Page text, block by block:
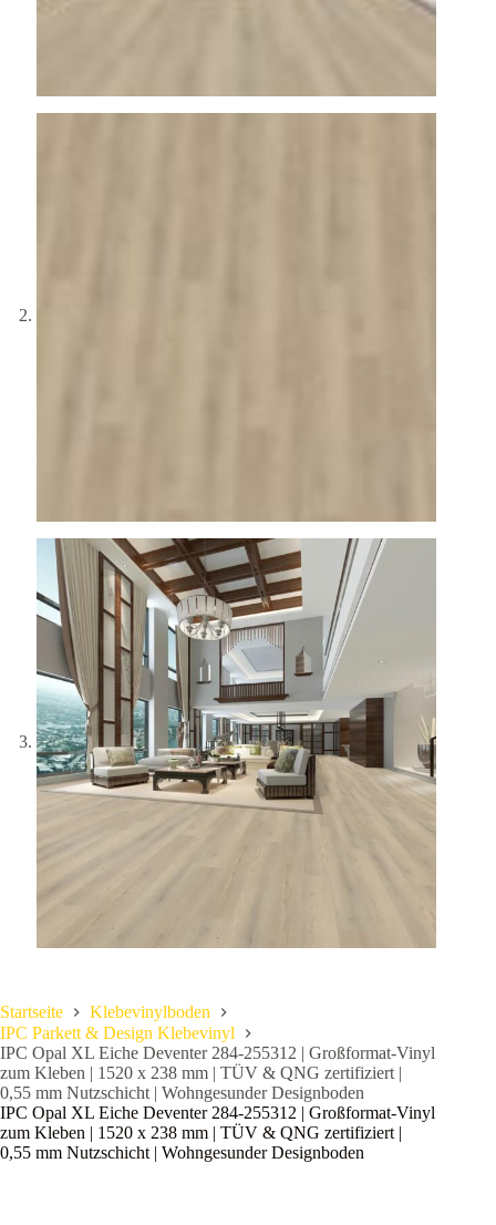
Startseite
Klebevinylboden
IPC Parkett & Design Klebevinyl
IPC Opal XL Eiche Deventer 284-255312 | Großformat-Vinyl
zum Kleben | 1520 x 238 mm | TÜV & QNG zertifiziert |
0,55 mm Nutzschicht | Wohngesunder Designboden
IPC Opal XL Eiche Deventer 284-255312 | Großformat-Vinyl
zum Kleben | 1520 x 238 mm | TÜV & QNG zertifiziert |
0,55 mm Nutzschicht | Wohngesunder Designboden